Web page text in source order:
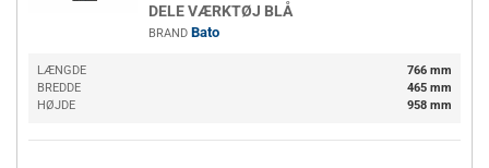
DELE VÆRKTØJ BLÅ
BRAND Bato
LÆNGDE
766 mm
BREDDE
465 mm
HØJDE
958 mm